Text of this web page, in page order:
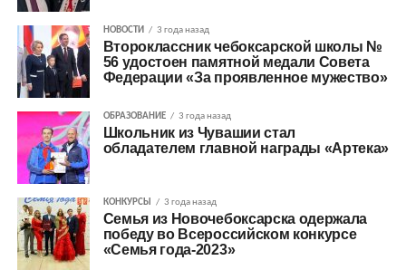
НОВОСТИ 3 года назад
Второклассник чебоксарской школы №
56 удостоен памятной медали Совета
Федерации «За проявленное мужество»
ОБРАЗОВАНИЕ 3 года назад
Школьник из Чувашии стал
обладателем главной награды «Артека»
КОНКУРСЫ 3 года назад
Семья из Новочебоксарска одержала
победу во Всероссийском конкурсе
«Семья года-2023»